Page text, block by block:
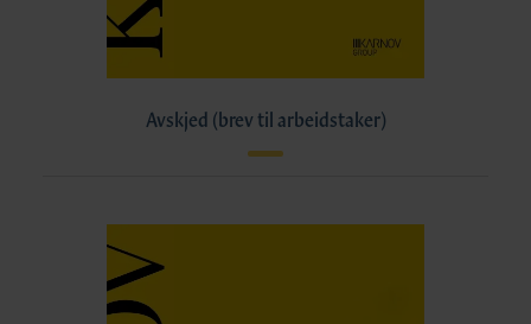
Avskjed (brev til arbeidstaker)